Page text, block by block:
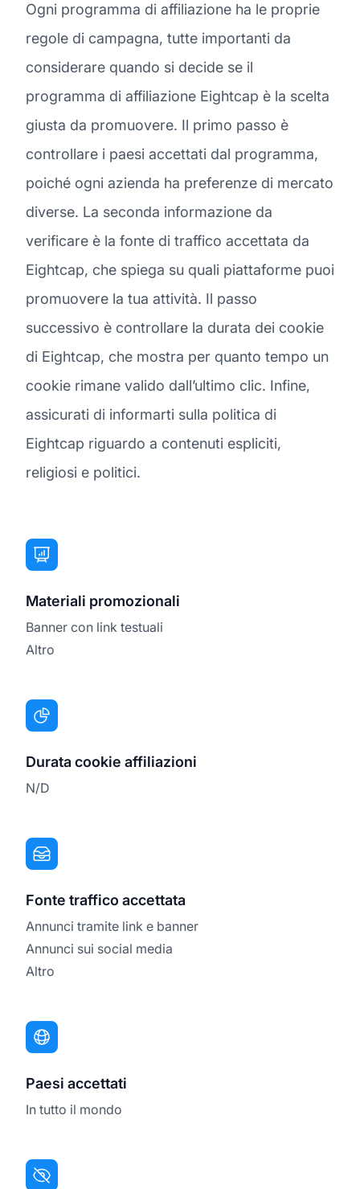
Ogni programma di affiliazione ha le proprie
regole di campagna, tutte importanti da
considerare quando si decide se il
programma di affiliazione Eightcap è la scelta
giusta da promuovere. Il primo passo è
controllare i paesi accettati dal programma,
poiché ogni azienda ha preferenze di mercato
diverse. La seconda informazione da
verificare è la fonte di traffico accettata da
Eightcap, che spiega su quali piattaforme puoi
promuovere la tua attività. Il passo
successivo è controllare la durata dei cookie
di Eightcap, che mostra per quanto tempo un
cookie rimane valido dall’ultimo clic. Infine,
assicurati di informarti sulla politica di
Eightcap riguardo a contenuti espliciti,
religiosi e politici.
Materiali promozionali
Banner con link testuali
Altro
Durata cookie affiliazioni
N/D
Fonte traffico accettata
Annunci tramite link e banner
Annunci sui social media
Altro
Paesi accettati
In tutto il mondo